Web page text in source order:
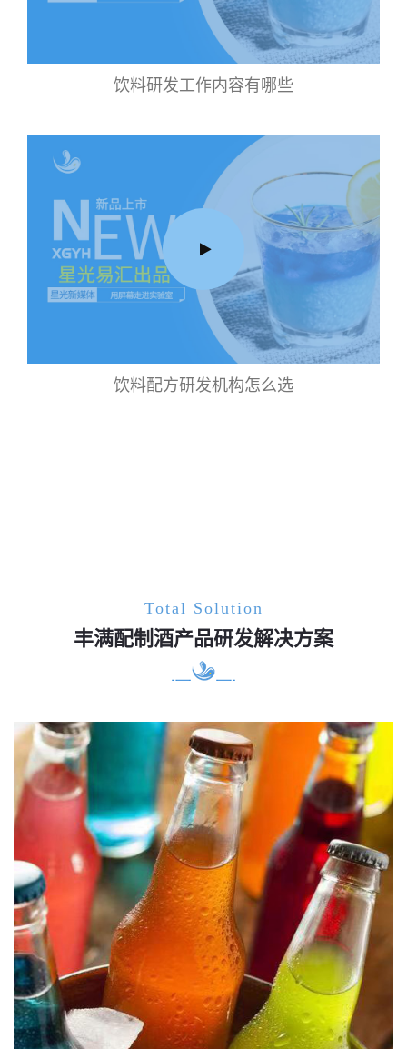
饮料研发工作内容有哪些
饮料配方研发机构怎么选
Total Solution
丰满配制酒产品研发解决方案